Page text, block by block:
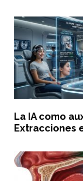
La IA como
Extracciones